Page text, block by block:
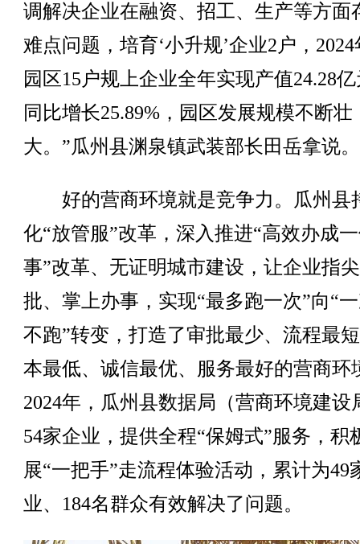
调解决企业在融资、招工、生产等方面
难点问题，培育‘小升规’企业2户，
园区15户规上企业全年实现产值24.28
同比增长25.89%，园区发展规模不断壮
大。”瓜州县渊泉镇武装部长田岳拿说。
好的营商环境就是竞争力。瓜州县
化“放管服”改革，深入推进“高效办成
事”改革、无证明城市建设，让企业指
批、掌上办事，实现“最多跑一次”向“
不跑”转变，打造了审批最少、流程最
本最低、诚信最优、服务最好的营商环
2024年，瓜州县数据局（营商环境建设
54家企业，提供全程“保姆式”服务，积
展“一把手”走流程体验活动，累计为49
业、184名群众有效解决了问题。